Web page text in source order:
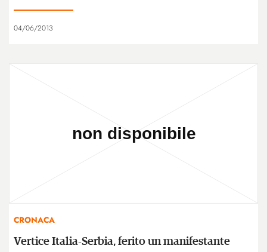
04/06/2013
CRONACA
Vertice Italia-Serbia, ferito un manifestante